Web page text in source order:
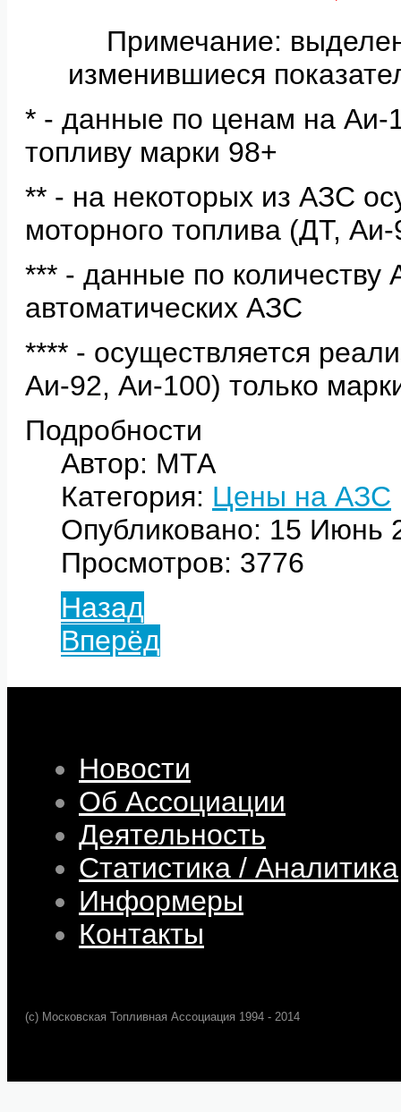
Примечание:
изменившиеся
* - данные по ценам на Аи-
топливу марки 98+
** - на некоторых из АЗС
моторного топлива (ДТ,
*** - данные по количеству
автоматических АЗС
**** - осуществляется
Аи-92, Аи-100) только
Подробности
Автор: МТА
Категория: Цены на АЗС
Опубликовано: 15 Июнь
Просмотров: 3776
Назад
Вперёд
Новости
Об Ассоциации
Деятельность
Статистика / Аналитика
Информеры
Контакты
(c) Московская Топливная Ассоциация 1994 - 2014